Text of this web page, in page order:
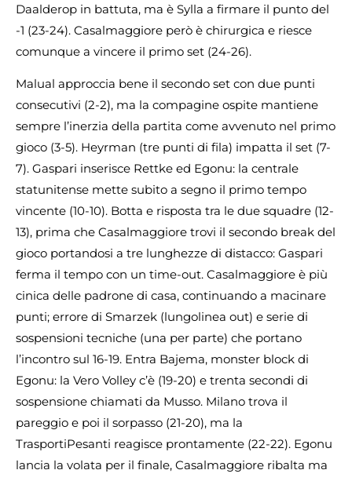
Daalderop in battuta, ma è Sylla a firmare il punto del
-1 (23-24). Casalmaggiore però è chirurgica e riesce
comunque a vincere il primo set (24-26).
Malual approccia bene il secondo set con due punti
consecutivi (2-2), ma la compagine ospite mantiene
sempre l’inerzia della partita come avvenuto nel primo
gioco (3-5). Heyrman (tre punti di fila) impatta il set (7-
7). Gaspari inserisce Rettke ed Egonu: la centrale
statunitense mette subito a segno il primo tempo
vincente (10-10). Botta e risposta tra le due squadre (12-
13), prima che Casalmaggiore trovi il secondo break del
gioco portandosi a tre lunghezze di distacco: Gaspari
ferma il tempo con un time-out. Casalmaggiore è più
cinica delle padrone di casa, continuando a macinare
punti; errore di Smarzek (lungolinea out) e serie di
sospensioni tecniche (una per parte) che portano
l’incontro sul 16-19. Entra Bajema, monster block di
Egonu: la Vero Volley c’è (19-20) e trenta secondi di
sospensione chiamati da Musso. Milano trova il
pareggio e poi il sorpasso (21-20), ma la
TrasportiPesanti reagisce prontamente (22-22). Egonu
lancia la volata per il finale, Casalmaggiore ribalta ma